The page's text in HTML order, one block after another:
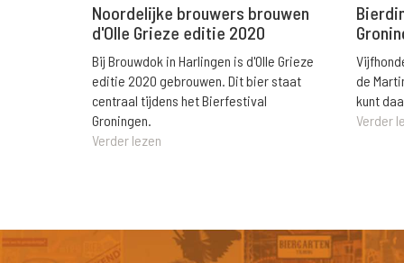
Noordelijke brouwers brouwen
d'Olle Grieze editie 2020
Bij Brouwdok in Harlingen is d'Olle Grieze
editie 2020 gebrouwen. Dit bier staat
centraal tijdens het Bierfestival
Groningen.
Verder lezen
de
kunt
Verder